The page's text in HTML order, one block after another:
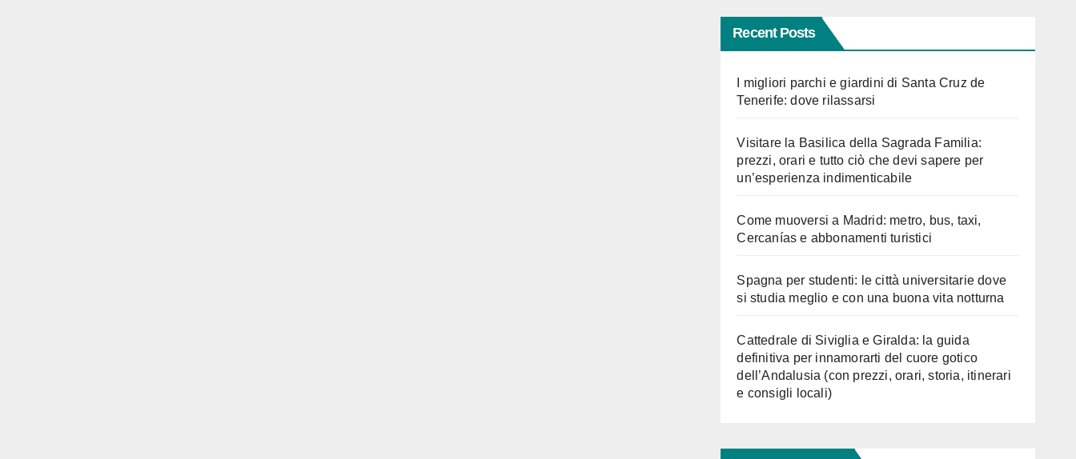
Recent Posts
I migliori parchi e giardini di Santa Cruz de
Tenerife: dove rilassarsi
Visitare la Basilica della Sagrada Familia:
prezzi, orari e tutto ciò che devi sapere per
un’esperienza indimenticabile
Come muoversi a Madrid: metro, bus, taxi,
Cercanías e abbonamenti turistici
Spagna per studenti: le città universitarie dove
si studia meglio e con una buona vita notturna
Cattedrale di Siviglia e Giralda: la guida
definitiva per innamorarti del cuore gotico
dell’Andalusia (con prezzi, orari, storia, itinerari
e consigli locali)